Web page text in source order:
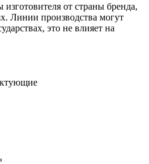
изготовителя от страны бренда,
Линии производства могут
это не влияет на